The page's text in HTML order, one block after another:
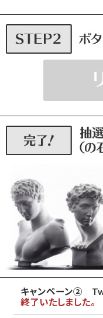
キャンペーン②
終了いたしました。